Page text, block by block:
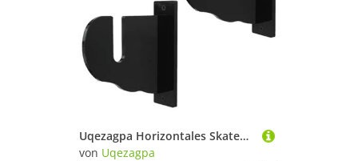
Uqezagpa Horizontales Skateboard-Regal aus Acryl, Wandmontage, Skateboard-Aufbewahrung, Präsentationsständer, transparentes Acryldisplay
von Uqezagpa